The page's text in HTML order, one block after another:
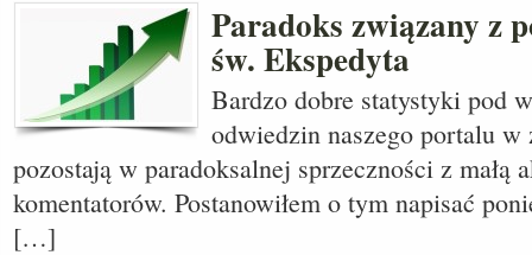
Paradoks związany z
św. Ekspedyta
Bardzo dobre statystyki pod
odwiedzin naszego portalu w
pozostają w paradoksalnej sprzeczności z małą
komentatorów. Postanowiłem o tym napisać
[…]